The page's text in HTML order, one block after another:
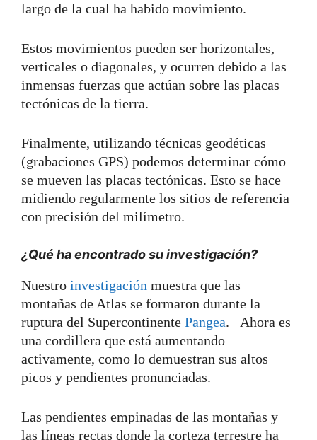
largo de la cual ha habido movimiento.
Estos movimientos pueden ser horizontales,
verticales o diagonales, y ocurren debido a las
inmensas fuerzas que actúan sobre las placas
tectónicas de la tierra.
Finalmente, utilizando técnicas geodéticas
(grabaciones GPS) podemos determinar cómo
se mueven las placas tectónicas. Esto se hace
midiendo regularmente los sitios de referencia
con precisión del milímetro.
¿Qué ha encontrado su investigación?
Nuestro investigación muestra que las
montañas de Atlas se formaron durante la
ruptura del Supercontinente Pangea. Ahora es
una cordillera que está aumentando
activamente, como lo demuestran sus altos
picos y pendientes pronunciadas.
Las pendientes empinadas de las montañas y
las líneas rectas donde la corteza terrestre ha